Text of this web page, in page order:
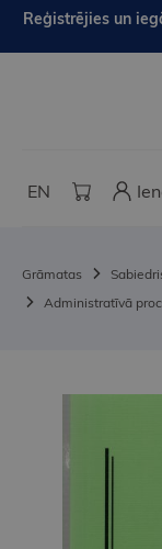
Reģistrējies un
EN
Grāmatas
Administratīvā